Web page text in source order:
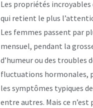
Les propriétés
qui retient le plus
Les femmes passent par
mensuel, pendant la
d’humeur ou des troubles
fluctuations hormonales,
les symptômes typiques
entre autres. Mais ce